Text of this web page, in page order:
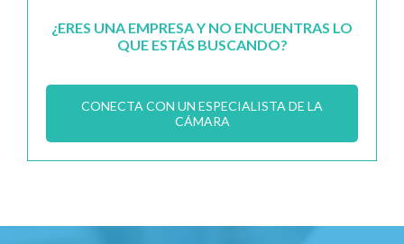
¿ERES UNA EMPRESA Y NO ENCUENTRAS LO
QUE ESTÁS BUSCANDO?
CONECTA CON UN ESPECIALISTA DE LA
CÁMARA